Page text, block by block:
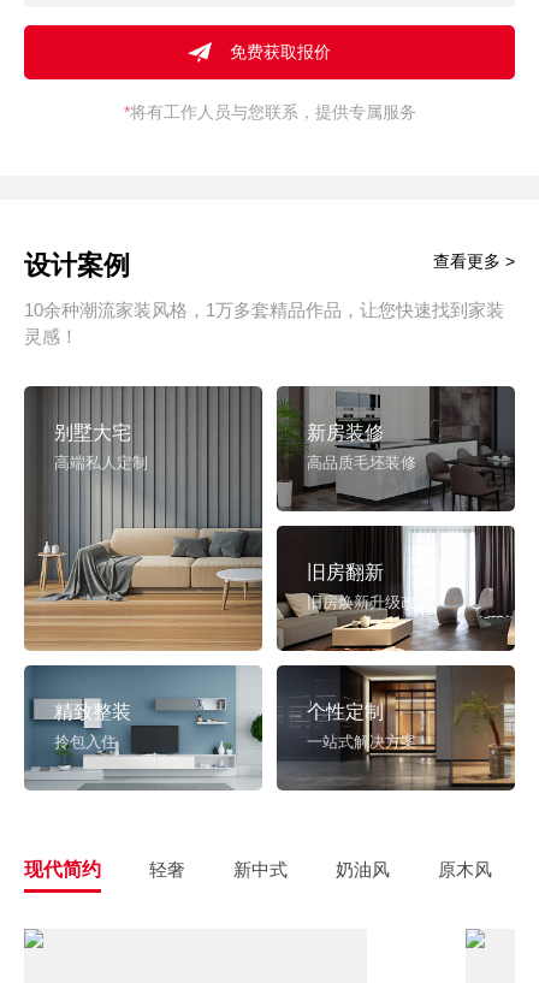
*将有工作人员与您联系，提供专属服务
设计案例
10余种潮流家装风格，1万多套精品作品，让您快速找到家装
灵感！
查看更多 >
别墅大宅
高端私人定制
新房装修
高品质毛坯装修
旧房翻新
旧房焕新升级改造
精致整装
拎包入住
个性定制
一站式解决方案
现代简约 轻奢 新中式 奶油风 原木风